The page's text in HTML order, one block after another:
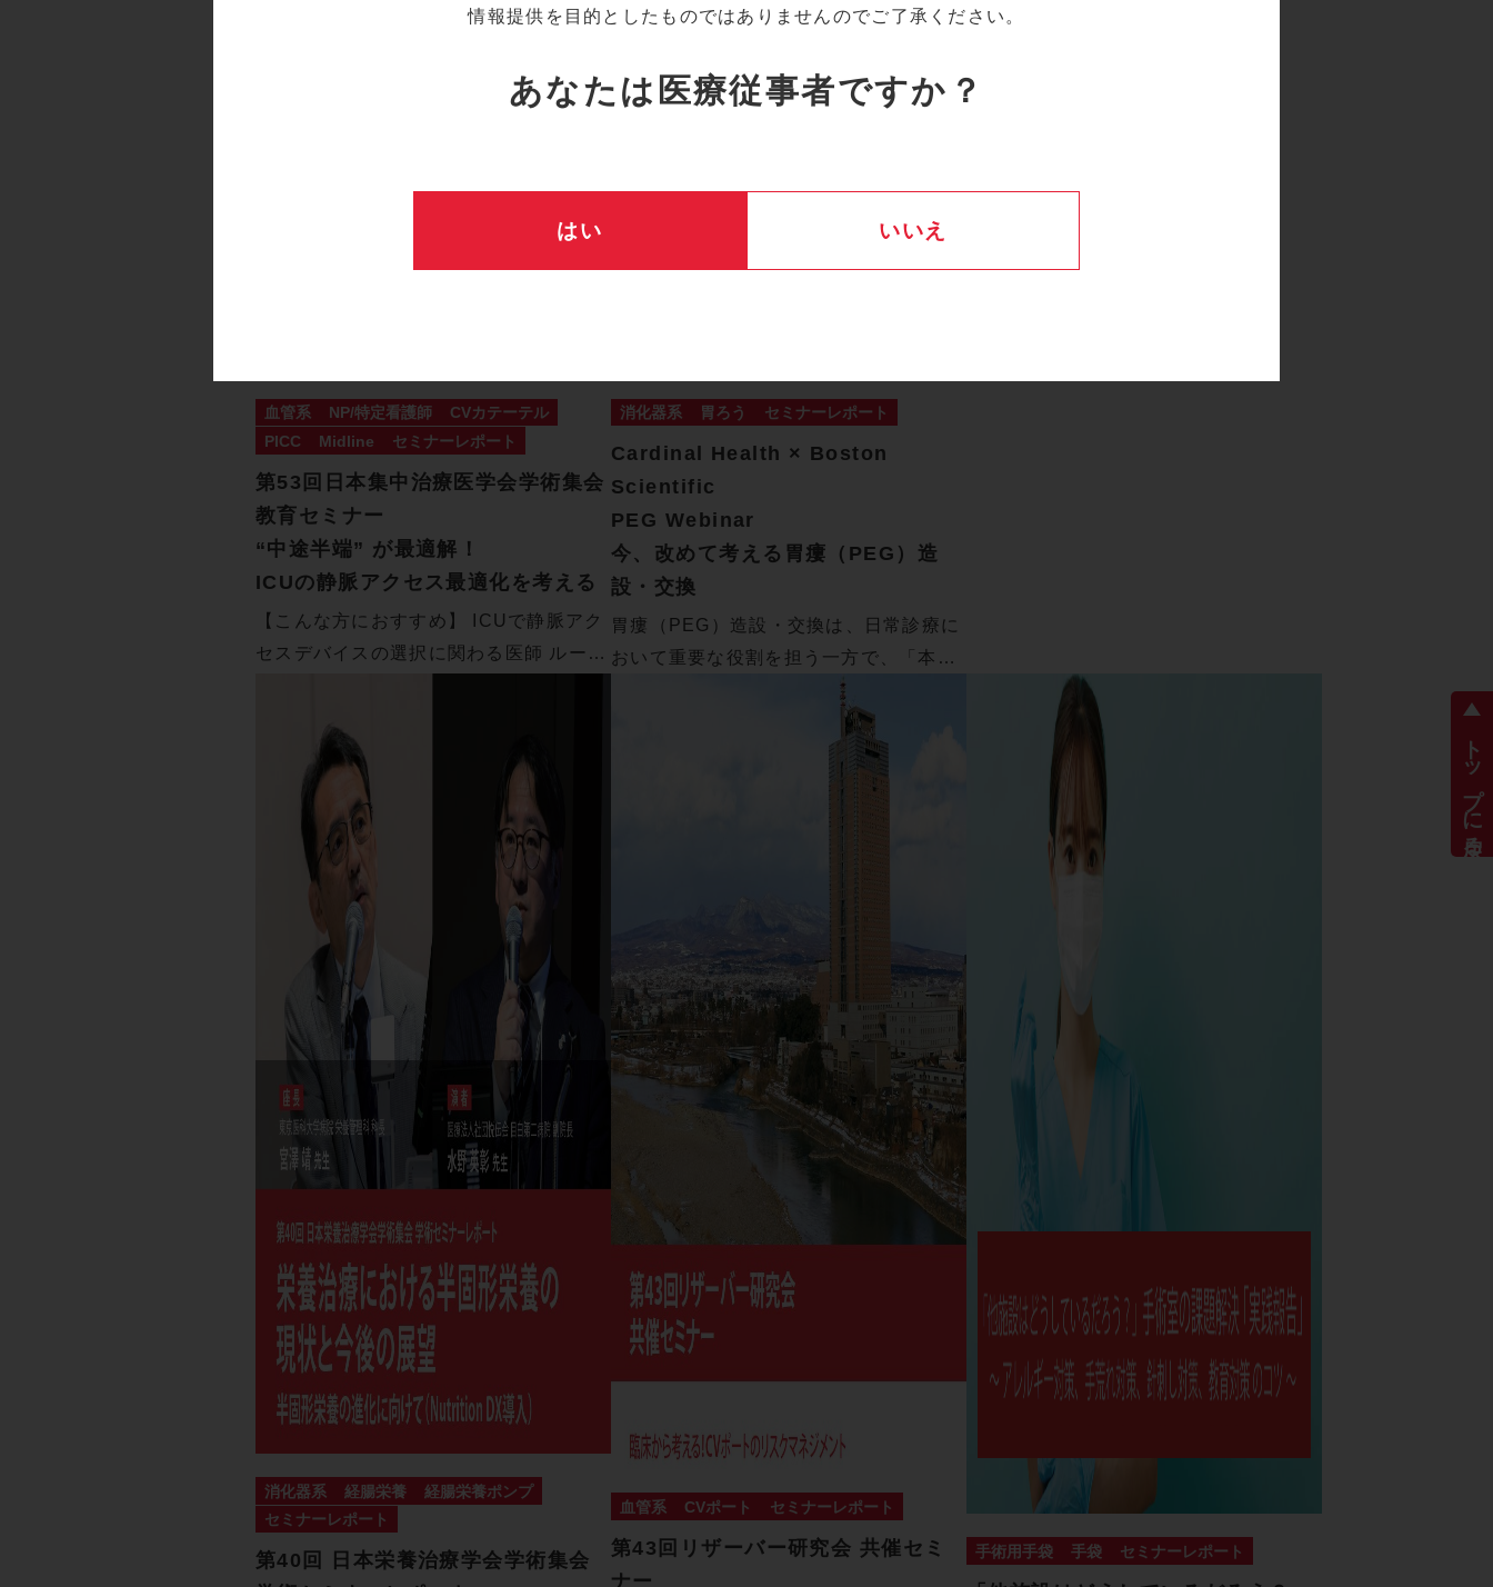
情報提供を目的としたものではありませんのでご了承ください。
あなたは 医療従事者ですか？
はい いいえ
トップに戻る
血管系 NP/特定看護師
CVカテーテル
PICC
Midline セミナーレポート
第53回日本集中治療医学会学術集会
教育セミナー
“中途半端” が最適解！
ICUの静脈アクセス最適化を考える
【こんな方におすすめ】 ICUで静脈アク
セスデバイスの選択に関わる医師 ルート
消化器系 胃ろう セミナーレポート
Cardinal Health × Boston
Scientific
PEG Webinar
今、改めて考える胃瘻（PEG）造
設・交換
胃瘻（PEG）造設・交換は、日常診療に
おいて重要な役割を担う一方で、「本当
消化器系 経腸栄養
経腸栄養ポンプ
セミナーレポート
第40回 日本栄養治療学会学術集会
血管系 CVポート セミナーレポート
第43回リザーバー研究会 共催セミ
ナー
手術用手袋 手袋 セミナーレポート